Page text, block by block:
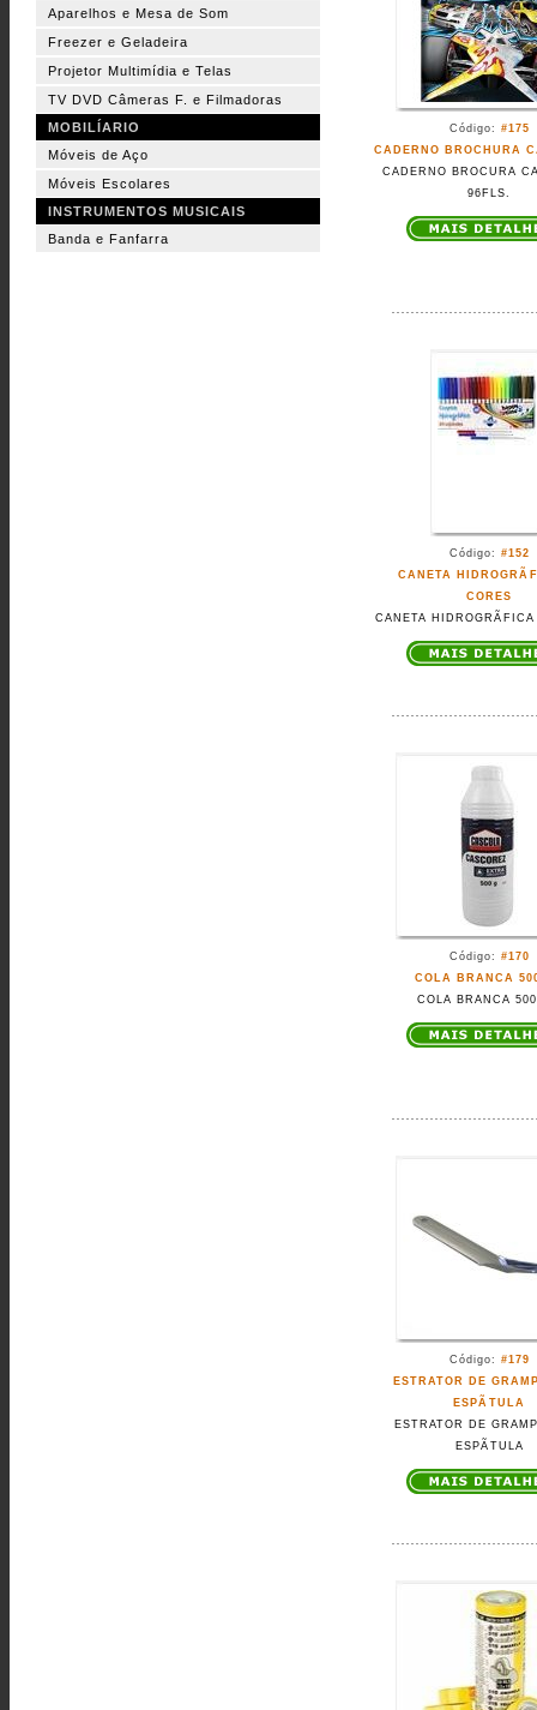
Aparelhos e Mesa de Som
Freezer e Geladeira
Projetor Multimídia e Telas
TV DVD Câmeras F. e Filmadoras
MOBILÍARIO
Móveis de Aço
Móveis Escolares
INSTRUMENTOS MUSICAIS
Banda e Fanfarra
Código: #175
CADERNO BROCHURA
CADERNO BROCURA
96FLS.
Código: #152
CANETA
CORES
CANETA
Código: #170
COLA BRANCA
COLA BRANCA
Código: #179
ESTRATOR DE
ESPÃTULA
ESTRATOR DE
ESPÃTULA